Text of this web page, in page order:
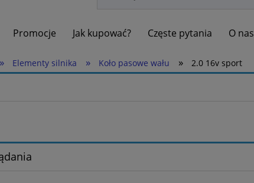
Promocje Jak kupować? Częste pytania O nas
» Elementy silnika » Koło pasowe wału » 2.0 16v sport